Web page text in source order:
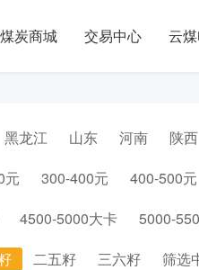
煤炭商城 交易中心 云
黑龙江 山东 河南 陕西
元 300-400元 400-500元
4500-5000大卡 5000-
二五籽 三六籽 筛选